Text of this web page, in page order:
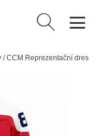
Vyhledávání
/CCM Reprezentační dres
červená, L